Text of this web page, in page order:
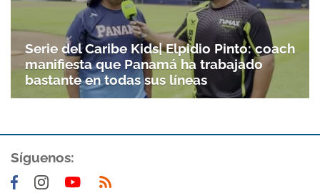
Gracias por suscribirte a nuestro boletín.
Serie del Caribe Kids| Elpidio Pinto: coach
manifiesta que Panamá ha trabajado
bastante en todas sus líneas
Síguenos: